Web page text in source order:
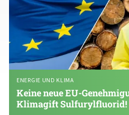
Keine neue EU-
Klimagift Sulfurylfluorid!
ENERGIE UND KLIMA